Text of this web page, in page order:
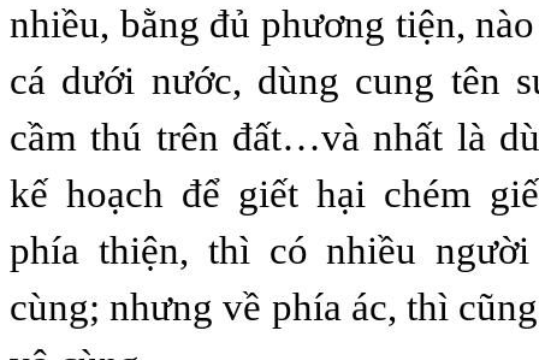
nhiều, bằng đủ phương tiện,
cá dưới nước, dùng cung tên
cầm thú trên đất…và nhất là
kế hoạch để giết hại chém
phía thiện, thì có nhiều
cùng; nhưng về phía ác, thì